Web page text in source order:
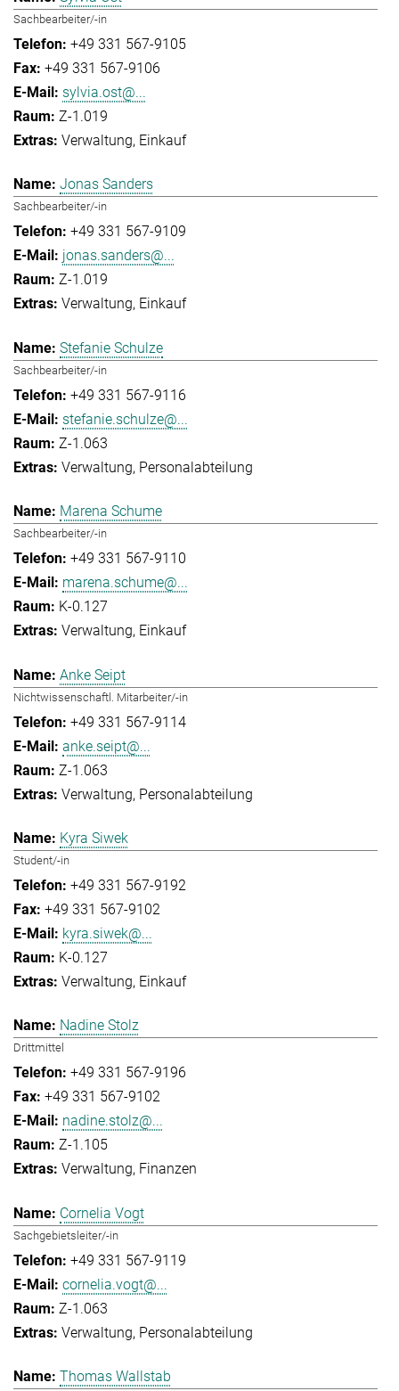
Sachbearbeiter/-in
+49 331 567-9105
+49 331 567-9106
sylvia.ost@...
Z-1.019
Verwaltung Einkauf
Jonas Sanders
Sachbearbeiter/-in
+49 331 567-9109
jonas.sanders@...
Z-1.019
Verwaltung Einkauf
Stefanie Schulze
Sachbearbeiter/-in
+49 331 567-9116
stefanie.schulze@...
Z-1.063
Verwaltung Personalabteilung
Marena Schume
Sachbearbeiter/-in
+49 331 567-9110
marena.schume@...
K-0.127
Verwaltung Einkauf
Anke Seipt
Nichtwissenschaftl. Mitarbeiter/-in
+49 331 567-9114
anke.seipt@...
Z-1.063
Verwaltung Personalabteilung
Kyra Siwek
Student/-in
+49 331 567-9192
+49 331 567-9102
kyra.siwek@...
K-0.127
Verwaltung Einkauf
Nadine Stolz
Drittmittel
+49 331 567-9196
+49 331 567-9102
nadine.stolz@...
Z-1.105
Verwaltung Finanzen
Cornelia Vogt
Sachgebietsleiter/-in
+49 331 567-9119
cornelia.vogt@...
Z-1.063
Verwaltung Personalabteilung
Thomas Wallstab